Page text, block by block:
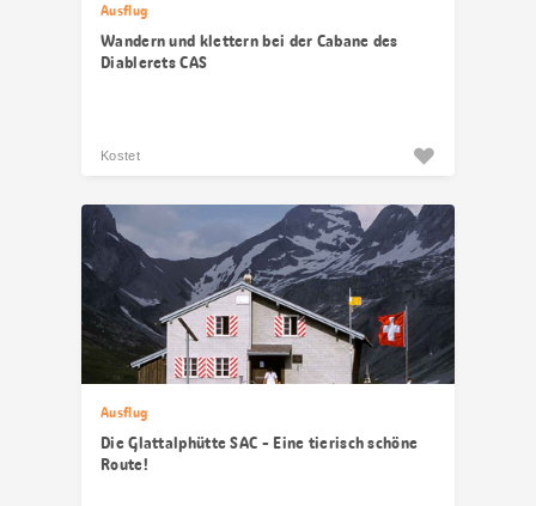
Ausflug
Wandern und klettern bei der Cabane des
Diablerets CAS
Kostet
Ausflug
Die Glattalphütte SAC - Eine tierisch schöne
Route!